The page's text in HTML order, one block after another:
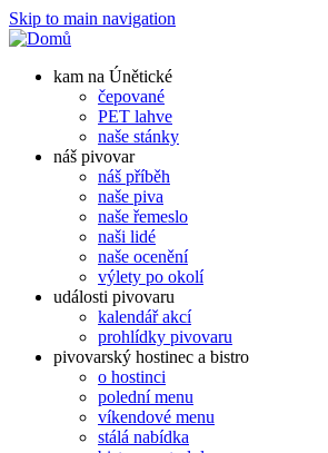
Skip to main navigation
kam na Únětické
čepované
PET lahve
naše stánky
náš pivovar
náš příběh
naše piva
naše řemeslo
naši lidé
naše ocenění
výlety po okolí
události pivovaru
kalendář akcí
prohlídky pivovaru
pivovarský hostinec a bistro
o hostinci
polední menu
víkendové menu
stálá nabídka